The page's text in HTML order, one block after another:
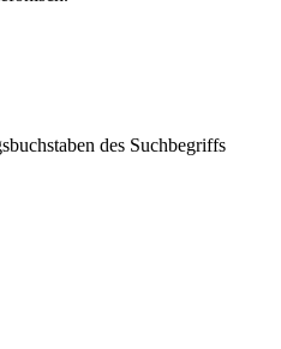
des Suchbegriffs